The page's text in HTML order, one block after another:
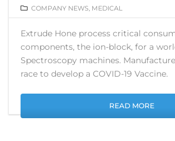
COMPANY NEWS, MEDICAL
Extrude Hone process critical
components, the ion-block, for a
Spectroscopy machines.
race to develop a COVID-19 Vaccine.
READ MORE